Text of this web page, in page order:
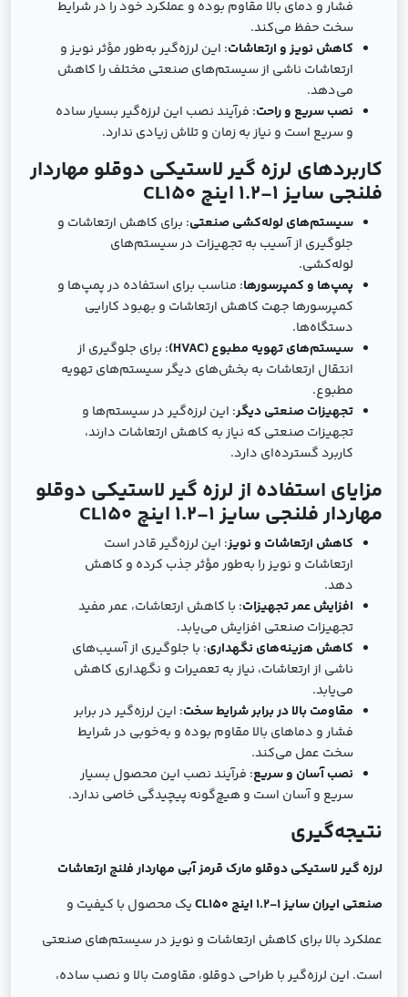
فشار و دمای بالا مقاوم بوده و عملکرد خود را در شرایط
سخت حفظ می‌کند.
کاهش نویز و ارتعاشات: این لرزه‌گیر به‌طور مؤثر نویز و
ارتعاشات ناشی از سیستم‌های صنعتی مختلف را کاهش
می‌دهد.
نصب سریع و راحت: فرآیند نصب این لرزه‌گیر بسیار ساده
و سریع است و نیاز به زمان و تلاش زیادی ندارد.
کاربردهای لرزه ‌گیر لاستیکی دوقلو مهاردار
فلنجی سایز 1-1.2 اینچ CL150
سیستم‌های لوله‌کشی صنعتی: برای کاهش ارتعاشات و
جلوگیری از آسیب به تجهیزات در سیستم‌های
لوله‌کشی.
پمپ‌ها و کمپرسورها: مناسب برای استفاده در پمپ‌ها و
کمپرسورها جهت کاهش ارتعاشات و بهبود کارایی
دستگاه‌ها.
سیستم‌های تهویه مطبوع (HVAC)
: برای جلوگیری از
انتقال ارتعاشات به بخش‌های دیگر سیستم‌های تهویه
مطبوع.
تجهیزات صنعتی دیگر: این لرزه‌گیر در سیستم‌ها و
تجهیزات صنعتی که نیاز به کاهش ارتعاشات دارند،
کاربرد گسترده‌ای دارد.
مزایای استفاده از لرزه ‌گیر لاستیکی دوقلو
مهاردار فلنجی سایز 1-1.2 اینچ CL150
کاهش ارتعاشات و نویز: این لرزه‌گیر قادر است
ارتعاشات و نویز را به‌طور مؤثر جذب کرده و کاهش
دهد.
افزایش عمر تجهیزات: با کاهش ارتعاشات، عمر مفید
تجهیزات صنعتی افزایش می‌یابد.
کاهش هزینه‌های نگهداری: با جلوگیری از آسیب‌های
ناشی از ارتعاشات، نیاز به تعمیرات و نگهداری کاهش
می‌یابد.
مقاومت بالا در برابر شرایط سخت: این لرزه‌گیر در برابر
فشار و دماهای بالا مقاوم بوده و به‌خوبی در شرایط
سخت عمل می‌کند.
نصب آسان و سریع: فرآیند نصب این محصول بسیار
سریع و آسان است و هیچ‌گونه پیچیدگی خاصی ندارد.
نتیجه‌گیری
لرزه ‌گیر لاستیکی دوقلو مارک قرمز آبی مهاردار فلنج ارتعاشات
صنعتی ایران سایز 1-1.2 اینچ CL150
یک محصول با کیفیت و
عملکرد بالا برای کاهش ارتعاشات و نویز در سیستم‌های صنعتی
است. این لرزه‌گیر با طراحی دوقلو، مقاومت بالا و نصب ساده،